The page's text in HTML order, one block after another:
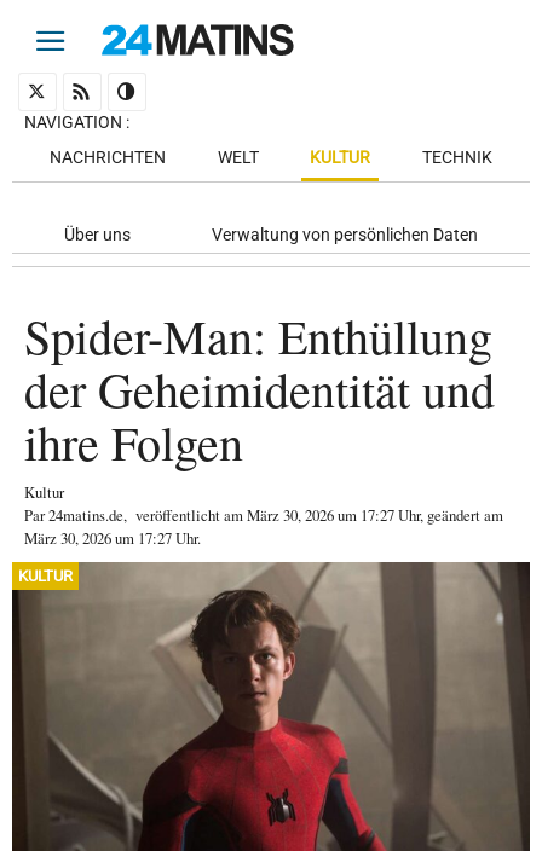
NAVIGATION :
NACHRICHTEN
WELT KULTUR TECHNIK
Über uns Verwaltung von persönlichen Daten
Spider-Man: Enthüllung
der Geheimidentität und
ihre Folgen
Kultur
Par24matins.de, veröffentlicht amMärz 30, 2026um 17:27 Uhr, geändert am
März 30, 2026 um 17:27 Uhr.
KULTUR